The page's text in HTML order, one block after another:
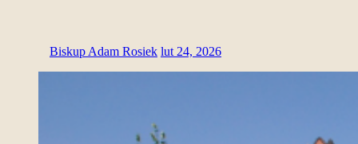
Biskup Adam Rosiek lut 24, 2026